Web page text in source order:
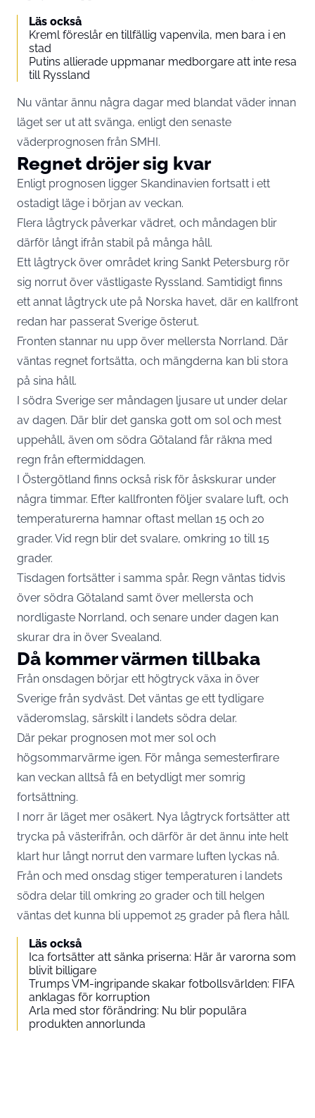
Läs också
Kreml föreslår en tillfällig vapenvila, men bara i en
stad
Putins allierade uppmanar medborgare att inte resa
till Ryssland
Nu väntar ännu några dagar med blandat väder innan
läget ser ut att svänga, enligt den senaste
väderprognosen från SMHI.
Regnet dröjer sig kvar
Enligt prognosen ligger Skandinavien fortsatt i ett
ostadigt läge i början av veckan.
Flera lågtryck påverkar vädret, och måndagen blir
därför långt ifrån stabil på många håll.
Ett lågtryck över området kring Sankt Petersburg rör
sig norrut över västligaste Ryssland. Samtidigt finns
ett annat lågtryck ute på Norska havet, där en kallfront
redan har passerat Sverige österut.
Fronten stannar nu upp över mellersta Norrland. Där
väntas regnet fortsätta, och mängderna kan bli stora
på sina håll.
I södra Sverige ser måndagen ljusare ut under delar
av dagen. Där blir det ganska gott om sol och mest
uppehåll, även om södra Götaland får räkna med
regn från eftermiddagen.
I Östergötland finns också risk för åskskurar under
några timmar. Efter kallfronten följer svalare luft, och
temperaturerna hamnar oftast mellan 15 och 20
grader. Vid regn blir det svalare, omkring 10 till 15
grader.
Tisdagen fortsätter i samma spår. Regn väntas tidvis
över södra Götaland samt över mellersta och
nordligaste Norrland, och senare under dagen kan
skurar dra in över Svealand.
Då kommer värmen tillbaka
Från onsdagen börjar ett högtryck växa in över
Sverige från sydväst. Det väntas ge ett tydligare
väderomslag, särskilt i landets södra delar.
Där pekar prognosen mot mer sol och
högsommarvärme igen. För många semesterfirare
kan veckan alltså få en betydligt mer somrig
fortsättning.
I norr är läget mer osäkert. Nya lågtryck fortsätter att
trycka på västerifrån, och därför är det ännu inte helt
klart hur långt norrut den varmare luften lyckas nå.
Från och med onsdag stiger temperaturen i landets
södra delar till omkring 20 grader och till helgen
väntas det kunna bli uppemot 25 grader på flera håll.
Läs också
Ica fortsätter att sänka priserna: Här är varorna som
blivit billigare
Trumps VM-ingripande skakar fotbollsvärlden: FIFA
anklagas för korruption
Arla med stor förändring: Nu blir populära
produkten annorlunda